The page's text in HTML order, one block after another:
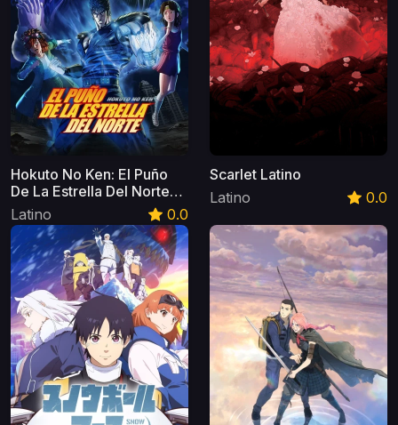
Hokuto No Ken: El Puño
De La Estrella Del Norte
Latino
Latino 0.0
Scarlet Latino
Latino
0.0